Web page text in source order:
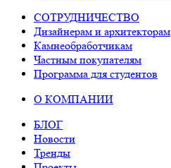
СОТРУДНИЧЕСТВО
Дизайнерам и архитекторам
Камнеобработчикам
Частным покупателям
Программа для студентов
О КОМПАНИИ
БЛОГ
Новости
Тренды